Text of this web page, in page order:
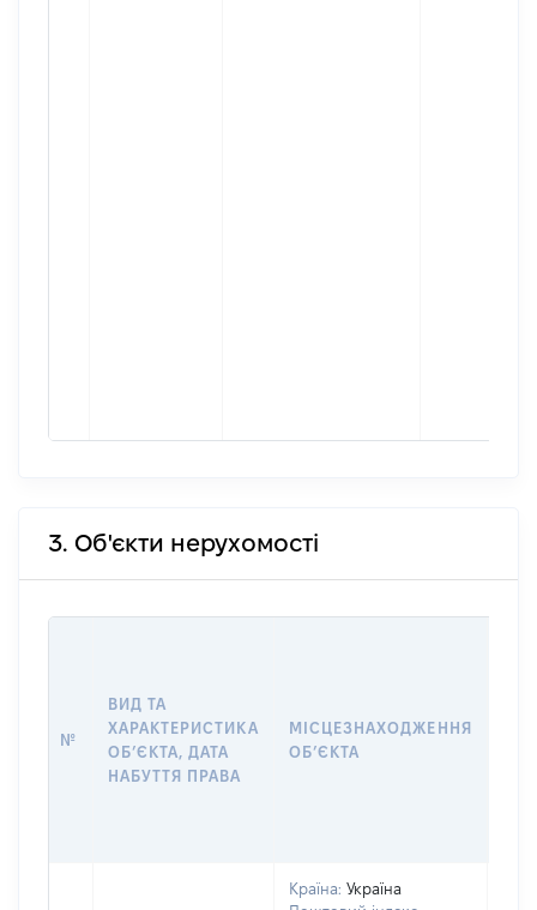
3. Об'єкти нерухомості
№
ВИД ТА
ХАРАКТЕРИСТИКА
ОБʼЄКТА, ДАТА
НАБУТТЯ ПРАВА
МІСЦЕЗНАХОДЖЕННЯ
ОБʼЄКТА
Країна: Україна